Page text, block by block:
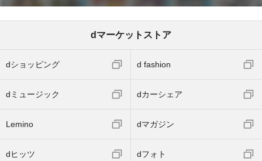
dマーケットストア
dショッピング d fashion
dミュージック dカーシェア
Lemino dマガジン
dヒッツ dフォト